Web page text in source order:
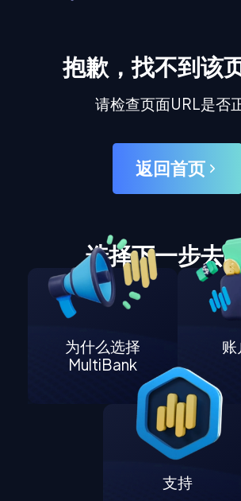
抱歉，找不到该
请检查页面URL是否
返回首页
选择下一步去
为什么选择
MultiBank
账
支持